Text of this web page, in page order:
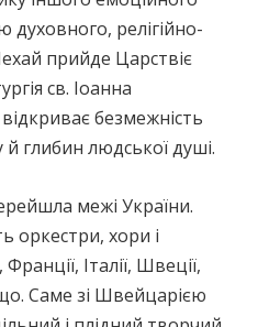
духовного, релігійно-
прийде Царствіє
св. Іоанна
безмежність
глибин людської душі.
межі України.
оркестри, хори і
Італії, Швеції,
Саме зі Швейцарією